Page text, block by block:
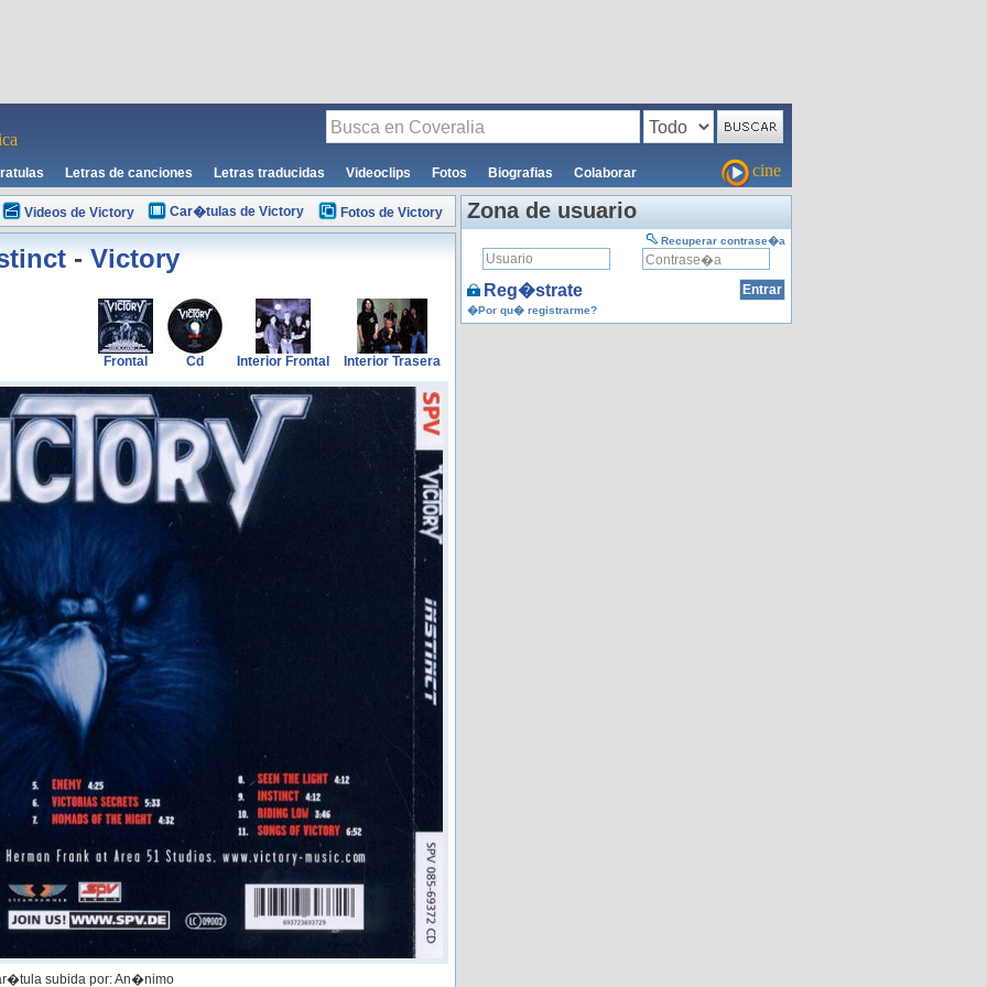
Letras de canciones Letras traducidas Videoclips Fotos Biografias Colaborar cine
Videos de Victory Car�tulas de Victory Fotos de Victory
- Victory
Frontal Cd Interior Frontal Interior Trasera
subida por: An�nimo
Zona de usuario
Recuperar contrase�a
Reg�strate
�Por qu� registrarme?